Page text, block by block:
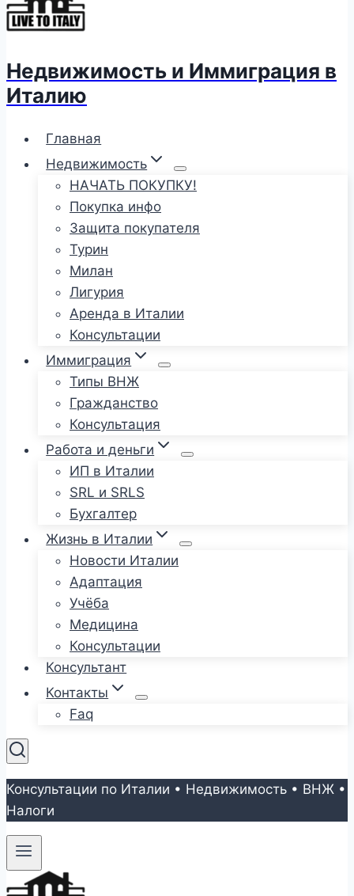
Недвижимость и Иммиграция в
Италию
Главная
Недвижимость
НАЧАТЬ ПОКУПКУ!
Покупка инфо
Защита покупателя
Турин
Милан
Лигурия
Аренда в Италии
Консультации
Иммиграция
Типы ВНЖ
Гражданство
Консультация
Работа и деньги
ИП в Италии
SRL и SRLS
Бухгалтер
Жизнь в Италии
Новости Италии
Адаптация
Учёба
Медицина
Консультации
Консультант
Контакты
Faq
Консультации по Италии • Недвижимость • ВНЖ •
Налоги